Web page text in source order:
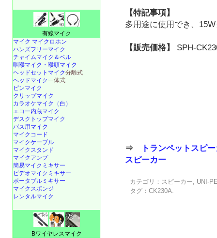
【特記事項】
多用途に使用でき、
【販売価格】 SPH-
⇒
トランペットスピ
スピーカー
カテゴリ： スピーカー, UNI-
タグ：CK230A.
有線マイク
マイク マイクロホン
ハンズフリーマイク
チャイムマイク＆ベル
咽喉マイク・喉頭マイク
ヘッドセットマイク分離式
ヘッドマイク一体式
ピンマイク
クリップマイク
カラオケマイク（白）
エコー内蔵マイク
デスクトップマイク
バス用マイク
マイクコード
マイクケーブル
マイクスタンド
マイクアンプ
簡易マイクミキサー
ビデオマイクミキサー
ポータブルミキサー
マイクスポンジ
レンタルマイク
Bワイヤレスマイク